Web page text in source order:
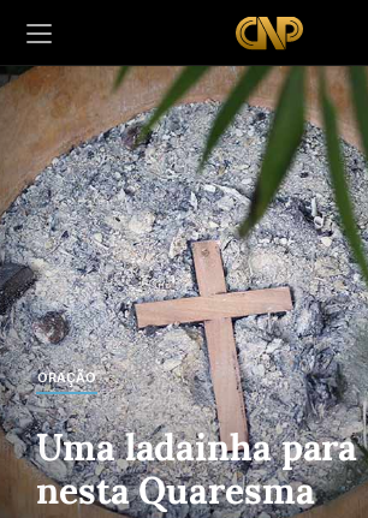
ORAÇÃO
Uma ladainha para
nesta Quaresma